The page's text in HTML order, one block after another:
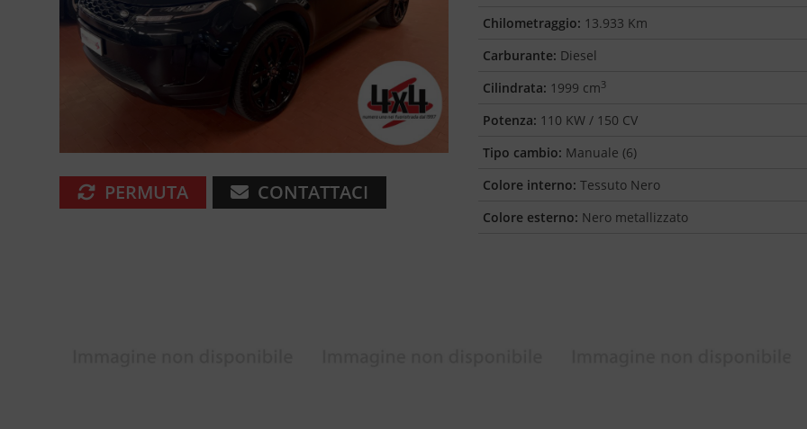
PERMUTA CONTATTACI
Chilometraggio: 13.933 Km
Carburante: Diesel
Cilindrata: 1999 cm3
Potenza: 110 KW / 150 CV
Tipo cambio: Manuale (6)
Colore interno: Tessuto Nero
Colore esterno: Nero metallizzato